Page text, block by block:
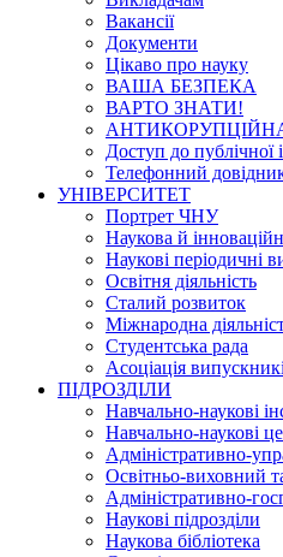
Вакансії
Документи
Цікаво про науку
ВАША БЕЗПЕКА
ВАРТО ЗНАТИ!
Доступ до публічної
Телефонний
УНІВЕРСИТЕТ
Портрет ЧНУ
Наукова й
Наукові періодичні
Освітня діяльність
Сталий розвиток
Міжнародна
Студентська рада
Асоціація
ПІДРОЗДІЛИ
Навчально-наукові
Навчально-наукові
Адміністративно-
Освітньо-виховний
Адміністративно-
Наукові підрозділи
Наукова бібліотека